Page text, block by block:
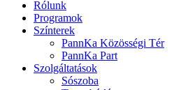
Rólunk
Programok
Színterek
PannKa Közösségi Tér
PannKa Part
Szolgáltatások
Sószoba